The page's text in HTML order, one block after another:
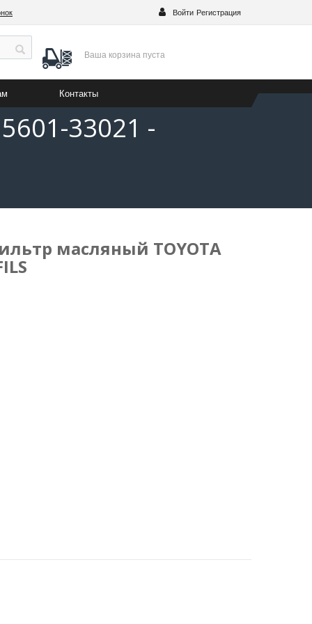
Войти Регистрация
Ваша корзина пуста
Контакты
33021 -
масляный TOYOTA